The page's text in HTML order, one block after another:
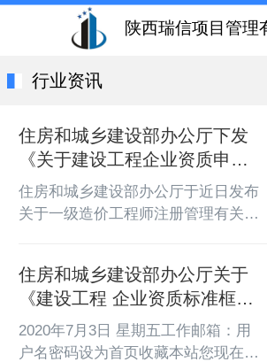
陕西瑞信项目管理
行业资讯
住房和城乡建设部办公厅下发
《关于建设工程企业资质申请
实行无纸化受理的通知》。自6
月29日（下周一）起，建设工
围： 我部审批的工程勘察、工
程设计、
住房和城乡建设部办公厅于近日发布
关于一级造价工程师注册管理有关事
部关于修改<工程造价咨询企业管理
办法><注册造价工程师管理办法>的
决定》（住房和城乡建设部令第50
号），进一步规...
住房和城乡建设部办公厅关于
《建设工程 企业资质标准框架
（征求意见稿）》 公开征求意
见的通知
2020年7月3日 星期五工作邮箱：用
户名密码设为首页收藏本站您现在的